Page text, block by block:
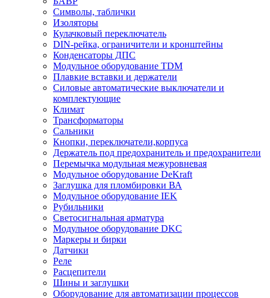
Символы, таблички
Изоляторы
Кулачковый переключатель
DIN-рейка, ограничители и кронштейны
Конденсаторы ДПС
Модульное оборудование TDM
Плавкие вставки и держатели
Силовые автоматические выключатели и
комплектующие
Климат
Трансформаторы
Сальники
Кнопки, переключатели,корпуса
Держатель под предохранитель и предохранители
Перемычка модульная межуровневая
Модульное оборудование DeKraft
Заглушка для пломбировки ВА
Модульное оборудование IEK
Рубильники
Светосигнальная арматура
Модульное оборудование DKC
Маркеры и бирки
Датчики
Реле
Расцепители
Шины и заглушки
Оборудование для автоматизации процессов